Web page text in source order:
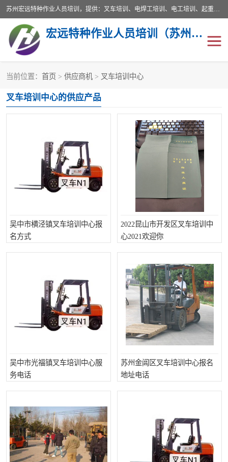
苏州宏远特种作业人员培训，提供：叉车培训、电焊工培训、电工培训、起重机培训、电梯培训、登高培训等服务苏州本地培训服务。始终坚持“以人为本，质量立校”的办学思想，以培养社会应用型人才为己任，明码收费，诚实守信，中途不收任何费用。随到随学，学会为止，一期未学会者免费再学，直到学会为止。
宏远特种作业人员培训（苏州）有限公司
当前位置： 首页 > 供应商机 > 叉车培训中心
叉车培训中心的供应产品
吴中市横泾镇叉车培训中心报
名方式
2022昆山市开发区叉车培训中
心2021欢迎你
吴中市光福镇叉车培训中心服
务电话
苏州金阊区叉车培训中心报名
地址电话
电工培训 起重机培训
登高培训
叉车上牌出租 叉车培训机构
叉车工培训学校
专业叉车培训
叉车培训中心 叉车操作证培训复审
焊工培训
行车起重机培训 登高证培训